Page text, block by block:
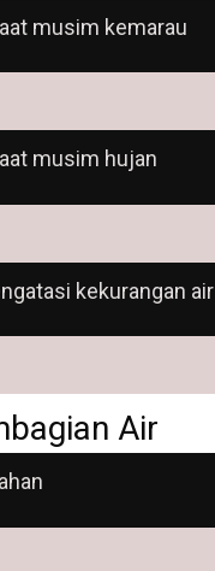
musim kemarau
musim hujan
kekurangan air
Air